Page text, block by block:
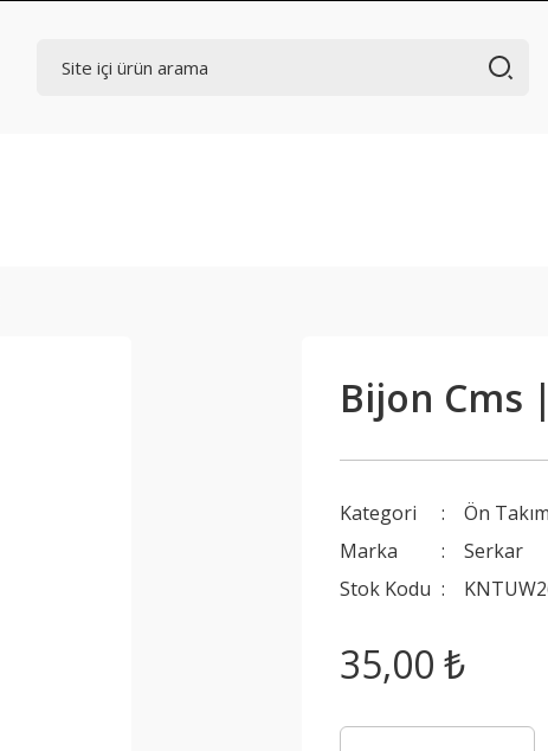
Bijon Cms
Kategori Ön Takım
Marka
Serkar
Stok Kodu
35,00 ₺